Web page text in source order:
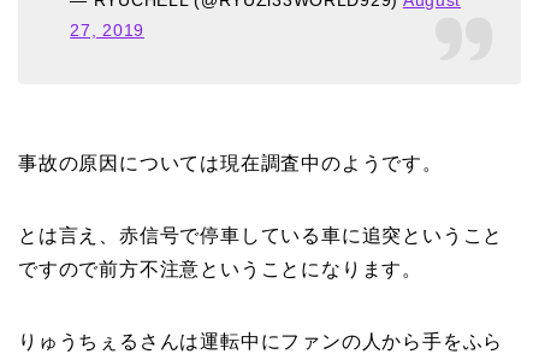
27, 2019
事故の原因については現在調査中のようです。
とは言え、赤信号で停車している車に追突ということ
ですので前方不注意ということになります。
りゅうちぇるさんは運転中にファンの人から手をふら